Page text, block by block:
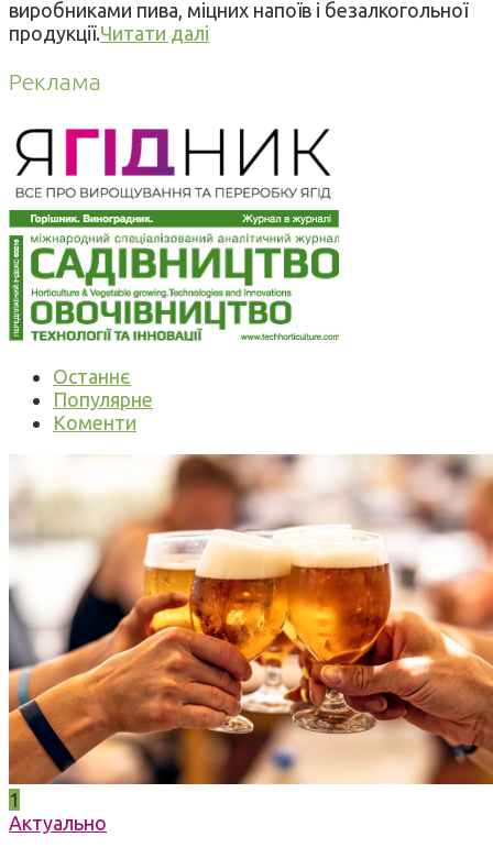
виробниками пива, міцних напоїв і безалкогольної
продукції.Читати далі
Реклама
Останнє
Популярне
Коменти
1
Актуально